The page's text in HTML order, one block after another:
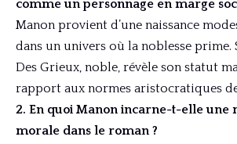
comme un personnage en marge
Manon provient d’une naissance
dans un univers où la noblesse prime.
Des Grieux, noble, révèle son statut
rapport aux normes aristocratiques
2. En quoi Manon incarne-t-elle une
morale dans le roman ?